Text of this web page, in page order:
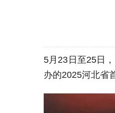
5月23日至25日
办的2025河北省